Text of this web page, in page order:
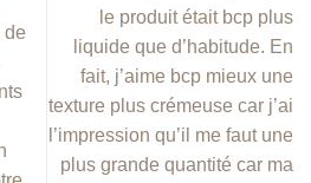
de
le produit était bcp plus
liquide que d’habitude. En
fait, j’aime bcp mieux une
texture plus crémeuse car j’ai
l’impression qu’il me faut une
plus grande quantité car ma